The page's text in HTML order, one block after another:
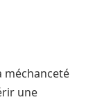
méchanceté
une